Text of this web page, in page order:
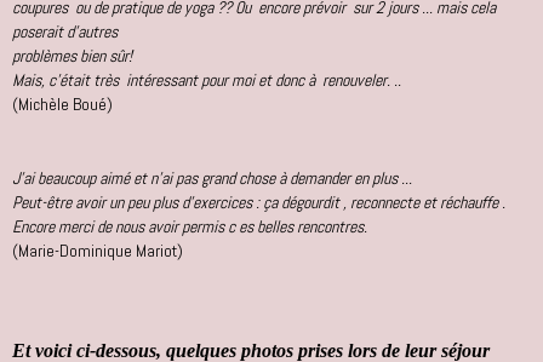
coupures ou de pratique de yoga ?? Ou encore prévoir sur 2 jours ... mais cela
poserait d'autres
problèmes bien sûr!
Mais, c'était très intéressant pour moi et donc à renouveler. ..
(Michèle Boué)
J'ai beaucoup aimé et n'ai pas grand chose à demander en plus ...
Peut-être avoir un peu plus d'exercices : ça dégourdit , reconnecte et réchauffe .
Encore merci de nous avoir permis c es belles rencontres.
(Marie-Dominique Mariot)
Et voici ci-dessous, quelques photos prises lors de leur séjour